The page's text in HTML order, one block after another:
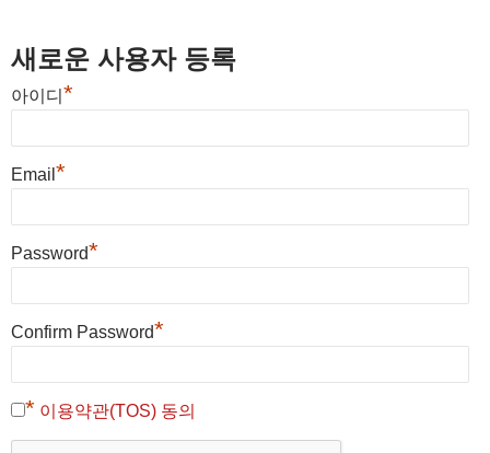
새로운 사용자 등록
아이디 *
Email *
Password*
Confirm Password*
* 이용약관(TOS) 동의